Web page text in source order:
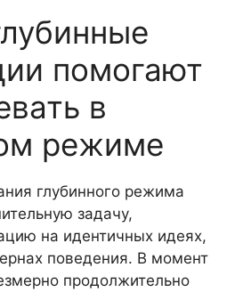
помогают
в
режиме
глубинного режима
задачу,
на идентичных идеях,
поведения. В момент
продолжительно